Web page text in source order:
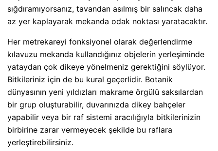
sığdıramıyorsanız, tavandan asılmış bir salıncak daha
az yer kaplayarak mekanda odak noktası yaratacaktır.
Her metrekareyi fonksiyonel olarak değerlendirme
kılavuzu mekanda kullandığınız objelerin yerleşiminde
yataydan çok dikeye yönelmeniz gerektiğini söylüyor.
Bitkileriniz için de bu kural geçerlidir. Botanik
dünyasının yeni yıldızları makrame örgülü saksılardan
bir grup oluşturabilir, duvarınızda dikey bahçeler
yapabilir veya bir raf sistemi aracılığıyla bitkilerinizin
birbirine zarar vermeyecek şekilde bu raflara
yerleştirebilirsiniz.